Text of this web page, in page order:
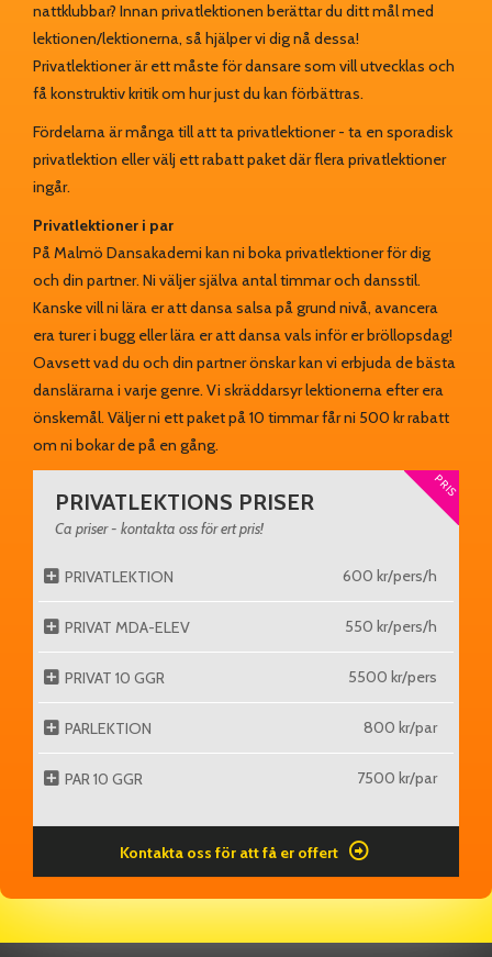
nattklubbar? Innan privatlektionen berättar du ditt mål med
lektionen/lektionerna, så hjälper vi dig nå dessa!
Privatlektioner är ett måste för dansare som vill utvecklas och
få konstruktiv kritik om hur just du kan förbättras.
Fördelarna är många till att ta privatlektioner - ta en sporadisk
privatlektion eller välj ett rabatt paket där flera privatlektioner
ingår.
Privatlektioner i par
På Malmö Dansakademi kan ni boka privatlektioner för dig
och din partner. Ni väljer själva antal timmar och dansstil.
Kanske vill ni lära er att dansa salsa på grund nivå, avancera
era turer i bugg eller lära er att dansa vals inför er bröllopsdag!
Oavsett vad du och din partner önskar kan vi erbjuda de bästa
danslärarna i varje genre. Vi skräddarsyr lektionerna efter era
önskemål. Väljer ni ett paket på 10 timmar får ni 500 kr rabatt
om ni bokar de på en gång.
PRIVATLEKTIONS PRISER
Ca priser - kontakta oss för ert pris!
PRIS
PRIVATLEKTION 600 kr/pers/h
PRIVAT MDA-ELEV 550 kr/pers/h
PRIVAT 10 GGR 5500 kr/pers
PARLEKTION 800 kr/par
PAR 10 GGR 7500 kr/par
Kontakta oss för att få er offert